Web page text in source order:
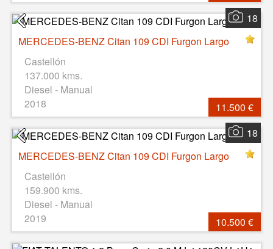
18
MERCEDES-BENZ Citan 109 CDI Furgon Largo
Castellón
137.000 kms.
Diesel - Manual
2018
11.500 €
18
MERCEDES-BENZ Citan 109 CDI Furgon Largo
Castellón
159.900 kms.
Diesel - Manual
2019
10.500 €